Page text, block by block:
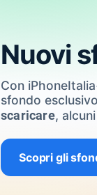
Nuovi
Con
sfondo
scaricare,
Scopri gli